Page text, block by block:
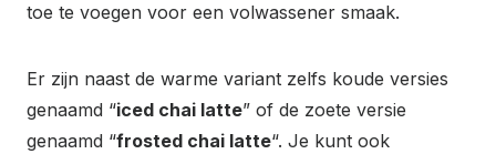
toe te voegen voor een volwassener smaak.
Er zijn naast de warme variant zelfs koude versies
genaamd “iced chai latte” of de zoete versie
genaamd “frosted chai latte“. Je kunt ook